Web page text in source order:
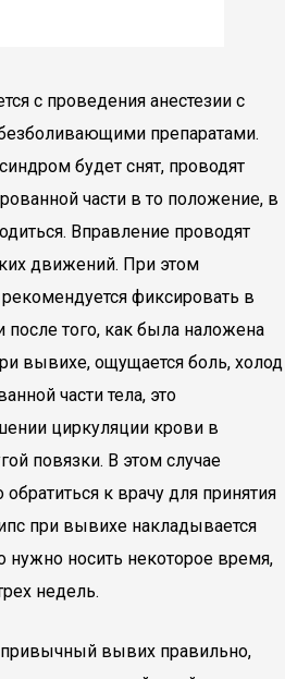
с проведения анестезии с
препаратами.
будет снят, проводят
части в то положение, в
Вправление проводят
движений. При этом
фиксировать в
того, как была наложена
вывихе, ощущается боль, холод
части тела, это
циркуляции крови в
повязки. В этом случае
к врачу для принятия
при вывихе накладывается
нужно носить некоторое время,
недель.
привычный вывих правильно,